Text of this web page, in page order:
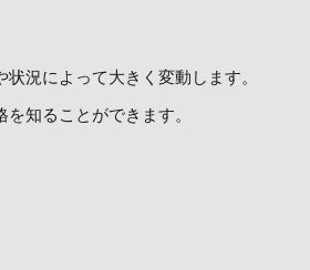
況によって大きく変動します。
知ることができます。